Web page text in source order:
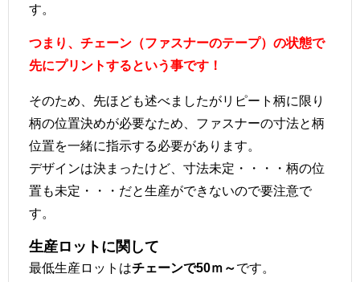
す。
つまり、チェーン（ファスナーのテープ）の状態で
先にプリントするという事です！
そのため、先ほども述べましたがリピート柄に限り
柄の位置決めが必要なため、ファスナーの寸法と柄
位置を一緒に指示する必要があります。
デザインは決まったけど、寸法未定・・・・柄の位
置も未定・・・だと生産ができないので要注意で
す。
生産ロットに関して
最低生産ロットはチェーンで50ｍ～です。